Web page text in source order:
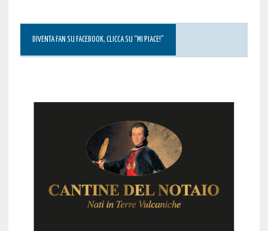
DIVENTA FAN SU FACEBOOK, CLICCA SU “MI PIACE!”